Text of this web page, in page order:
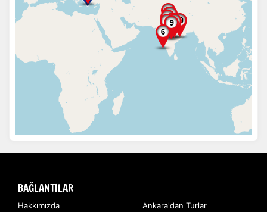
BAĞLANTILAR
Hakkımızda
Ankara'dan Turlar